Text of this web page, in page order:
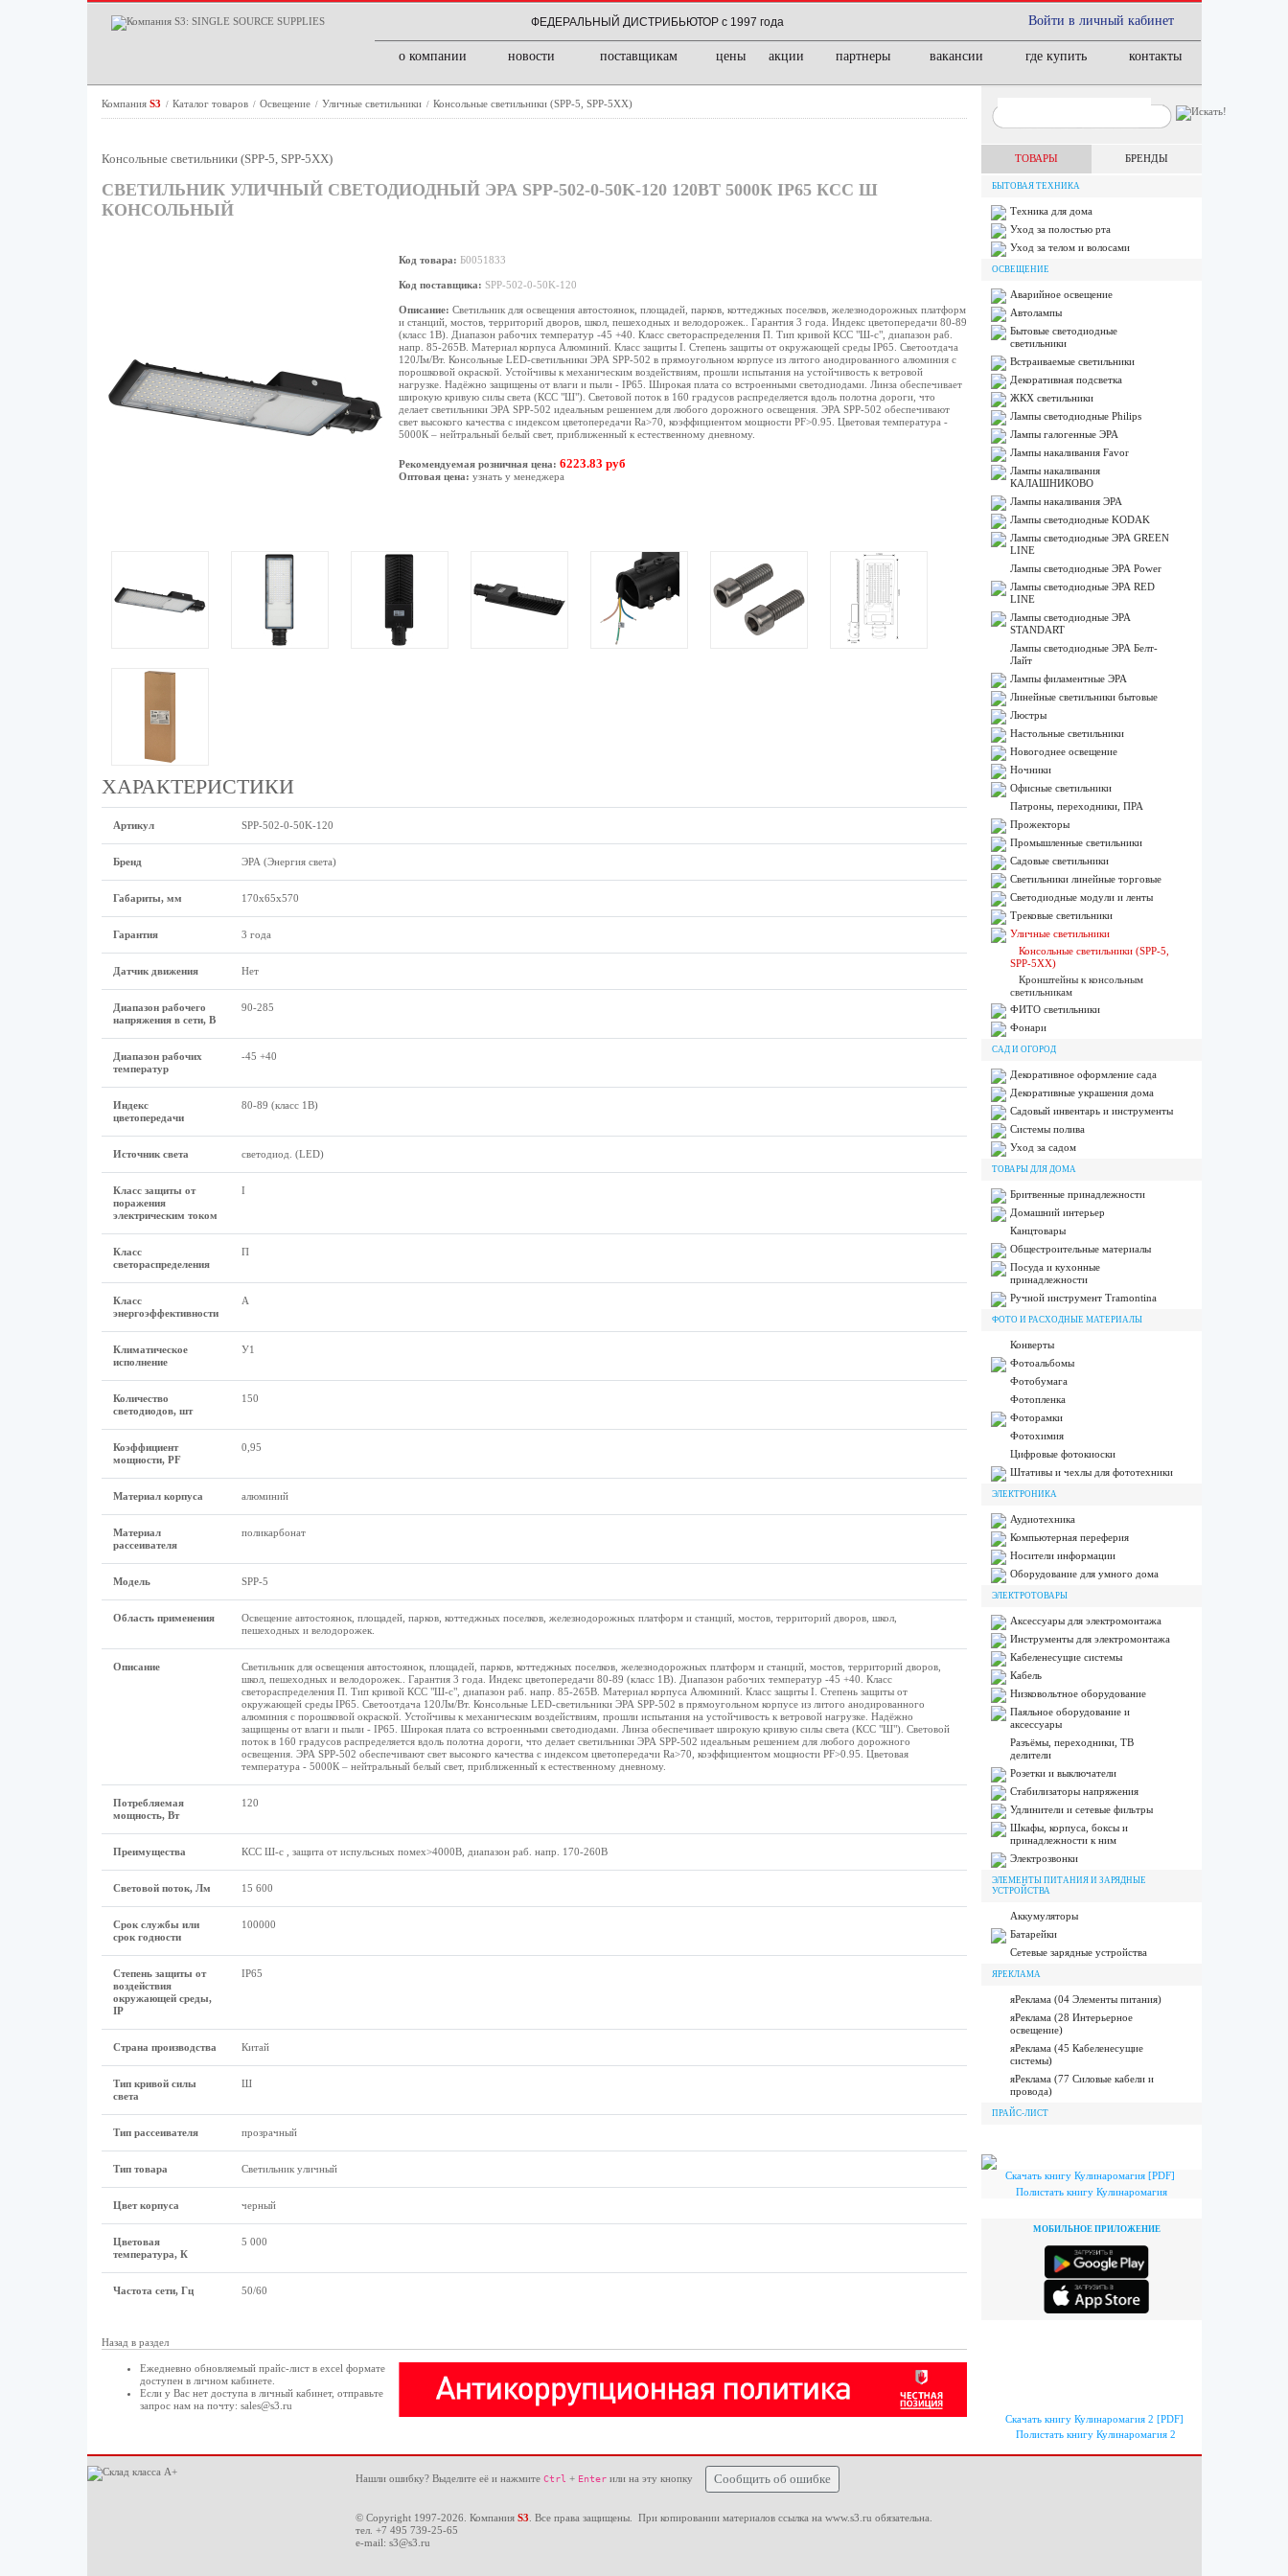
Войти в личный кабинет
ФЕДЕРАЛЬНЫЙ ДИСТРИБЬЮТОР с 1997 года
о компании новости поставщикам цены акции партнеры вакансии где купить контакты
Компания S3 / Каталог товаров / Освещение / Уличные светильники / Консольные светильники (SPP-5, SPP-5XX)
Консольные светильники (SPP-5, SPP-5XX)
СВЕТИЛЬНИК УЛИЧНЫЙ СВЕТОДИОДНЫЙ ЭРА SPP-502-0-50K-120 120ВТ 5000К IP65 КСС Ш
КОНСОЛЬНЫЙ
Код товара: Б0051833
Код поставщика: SPP-502-0-50K-120
Описание: Светильник для освещения автостоянок, площадей, парков, коттеджных поселков, железнодорожных платформ
и станций, мостов, территорий дворов, школ, пешеходных и велодорожек.. Гарантия 3 года. Индекс цветопередачи 80-89
(класс 1В). Диапазон рабочих температур -45 +40. Класс светораспределения П. Тип кривой КСС "Ш-с", диапазон раб.
напр. 85-265В. Материал корпуса Алюминий. Класс защиты I. Степень защиты от окружающей среды IP65. Светоотдача
120Лм/Вт. Консольные LED-светильники ЭРА SPP-502 в прямоугольном корпусе из литого анодированного алюминия с
порошковой окраской. Устойчивы к механическим воздействиям, прошли испытания на устойчивость к ветровой
нагрузке. Надёжно защищены от влаги и пыли - IP65. Широкая плата со встроенными светодиодами. Линза обеспечивает
широкую кривую силы света (КСС "Ш"). Световой поток в 160 градусов распределяется вдоль полотна дороги, что
делает светильники ЭРА SPP-502 идеальным решением для любого дорожного освещения. ЭРА SPP-502 обеспечивают
свет высокого качества с индексом цветопередачи Ra>70, коэффициентом мощности PF>0.95. Цветовая температура -
5000К – нейтральный белый свет, приближенный к естественному дневному.
Рекомендуемая розничная цена: 6223.83 руб
Оптовая цена: узнать у менеджера
ХАРАКТЕРИСТИКИ
Артикул SPP-502-0-50K-120
Бренд ЭРА (Энергия света)
Габариты, мм 170х65х570
Гарантия 3 года
Датчик движения Нет
Диапазон рабочего
напряжения в сети, В
90-285
Диапазон рабочих
температур
-45 +40
Индекс
цветопередачи
80-89 (класс 1B)
Источник света светодиод. (LED)
Класс защиты от
поражения
электрическим током
I
Класс
светораспределения
П
Класс
энергоэффективности
А
Климатическое
исполнение
У1
Количество
светодиодов, шт
150
Коэффициент
мощности, PF
0,95
Материал корпуса алюминий
Материал
рассеивателя
поликарбонат
Модель SPP-5
Область применения
Освещение автостоянок, площадей, парков, коттеджных поселков, железнодорожных платформ и станций, мостов, территорий дворов, школ,
пешеходных и велодорожек.
Описание
Светильник для освещения автостоянок, площадей, парков, коттеджных поселков, железнодорожных платформ и станций, мостов, территорий дворов,
школ, пешеходных и велодорожек.. Гарантия 3 года. Индекс цветопередачи 80-89 (класс 1В). Диапазон рабочих температур -45 +40. Класс
светораспределения П. Тип кривой КСС "Ш-с", диапазон раб. напр. 85-265В. Материал корпуса Алюминий. Класс защиты I. Степень защиты от
окружающей среды IP65. Светоотдача 120Лм/Вт. Консольные LED-светильники ЭРА SPP-502 в прямоугольном корпусе из литого анодированного
алюминия с порошковой окраской. Устойчивы к механическим воздействиям, прошли испытания на устойчивость к ветровой нагрузке. Надёжно
защищены от влаги и пыли - IP65. Широкая плата со встроенными светодиодами. Линза обеспечивает широкую кривую силы света (КСС "Ш"). Световой
поток в 160 градусов распределяется вдоль полотна дороги, что делает светильники ЭРА SPP-502 идеальным решением для любого дорожного
освещения. ЭРА SPP-502 обеспечивают свет высокого качества с индексом цветопередачи Ra>70, коэффициентом мощности PF>0.95. Цветовая
температура - 5000К – нейтральный белый свет, приближенный к естественному дневному.
Потребляемая
мощность, Вт
120
Преимущества КСС Ш-с , защита от испульсных помех>4000В, диапазон раб. напр. 170-260В
Световой поток, Лм 15 600
Срок службы или
срок годности
100000
Степень защиты от
воздействия
окружающей среды,
IP
IP65
Страна производства Китай
Тип кривой силы
света
Ш
Тип рассеивателя прозрачный
Тип товара Светильник уличный
Цвет корпуса черный
Цветовая
температура, К
5 000
Частота сети, Гц 50/60
Назад в раздел
Ежедневно обновляемый прайс-лист в excel формате
доступен в личном кабинете.
Если у Вас нет доступа в личный кабинет, отправьте
запрос нам на почту: sales@s3.ru
ТОВАРЫ БРЕНДЫ
БЫТОВАЯ ТЕХНИКА
Техника для дома
Уход за полостью рта
Уход за телом и волосами
ОСВЕЩЕНИЕ
Аварийное освещение
Автолампы
Бытовые светодиодные
светильники
Встраиваемые светильники
Декоративная подсветка
ЖКХ светильники
Лампы cветодиодные Philips
Лампы галогенные ЭРА
Лампы накаливания Favor
Лампы накаливания
КАЛАШНИКОВО
Лампы накаливания ЭРА
Лампы светодиодные KODAK
Лампы светодиодные ЭРА GREEN
LINE
Лампы светодиодные ЭРА Power
Лампы светодиодные ЭРА RED
LINE
Лампы светодиодные ЭРА
STANDART
Лампы светодиодные ЭРА Белт-
Лайт
Лампы филаментные ЭРА
Линейные светильники бытовые
Люстры
Настольные светильники
Новогоднее освещение
Ночники
Офисные светильники
Патроны, переходники, ПРА
Прожекторы
Промышленные светильники
Садовые светильники
Светильники линейные торговые
Светодиодные модули и ленты
Трековые светильники
Уличные светильники
Консольные светильники (SPP-5,
SPP-5XX)
Кронштейны к консольным
светильникам
ФИТО светильники
Фонари
САД И ОГОРОД
Декоративное оформление сада
Декоративные украшения дома
Садовый инвентарь и инструменты
Системы полива
Уход за садом
ТОВАРЫ ДЛЯ ДОМА
Бритвенные принадлежности
Домашний интерьер
Канцтовары
Общестроительные материалы
Посуда и кухонные
принадлежности
Ручной инструмент Tramontina
ФОТО И РАСХОДНЫЕ МАТЕРИАЛЫ
Конверты
Фотоальбомы
Фотобумага
Фотопленка
Фоторамки
Фотохимия
Цифровые фотокиоски
Штативы и чехлы для фототехники
ЭЛЕКТРОНИКА
Аудиотехника
Компьютерная переферия
Носители информации
Оборудование для умного дома
ЭЛЕКТРОТОВАРЫ
Аксессуары для электромонтажа
Инструменты для электромонтажа
Кабеленесущие системы
Кабель
Низковольтное оборудование
Паяльное оборудование и
аксессуары
Разъёмы, переходники, ТВ
делители
Розетки и выключатели
Стабилизаторы напряжения
Удлинители и сетевые фильтры
Шкафы, корпуса, боксы и
принадлежности к ним
Электрозвонки
ЭЛЕМЕНТЫ ПИТАНИЯ И ЗАРЯДНЫЕ
УСТРОЙСТВА
Аккумуляторы
Батарейки
Сетевые зарядные устройства
ЯРЕКЛАМА
яРеклама (04 Элементы питания)
яРеклама (28 Интерьерное
освещение)
яРеклама (45 Кабеленесущие
системы)
яРеклама (77 Силовые кабели и
провода)
ПРАЙС-ЛИСТ
Скачать книгу Кулинаромагия 2 [PDF]
Полистать книгу Кулинаромагия 2
Скачать книгу Кулинаромагия [PDF]
Полистать книгу Кулинаромагия
МОБИЛЬНОЕ ПРИЛОЖЕНИЕ
Нашли ошибку? Выделите её и нажмите Ctrl + Enterили на эту кнопку Сообщить об ошибке
© Copyright 1997-2026. Компания S3 . Все права защищены. При копировании материалов ссылка на www.s3.ru обязательна.
тел. +7 495 739-25-65
e-mail: s3@s3.ru